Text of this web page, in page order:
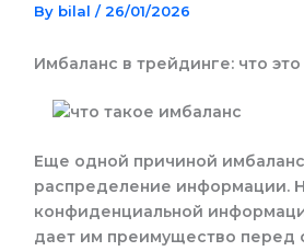
By bilal /26/01/2026
Имбаланс в трейдинге: что
Еще одной причиной
распределение информации.
конфиденциальной
дает им преимущество перед